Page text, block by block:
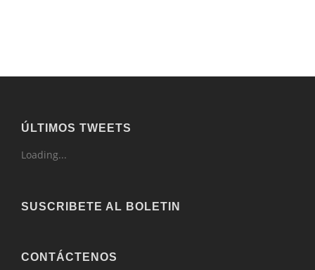
ÚLTIMOS TWEETS
Loading...
SUSCRIBETE AL BOLETIN
CONTÁCTENOS